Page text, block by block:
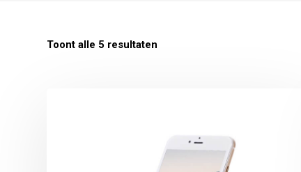
Toont alle 5 resultaten